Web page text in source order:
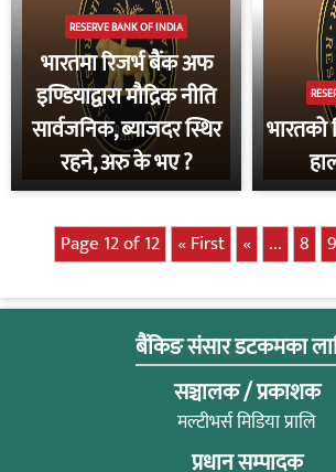
RESERVE BANK OF INDIA
भारतमा रिजर्भ बैंक अफ
इण्डियाद्वारा मौद्रिक नीति
सार्वजनिक, ब्याजदर स्थिर
रहने, अरु के भए ?
भारतको
Page 12 of 12 « First « ... 8 9
बैंकिङ संसार डटकमका
सञ्चालक / प्रकाशक
मल्टीभर्स मिडिया प्रालि
प्रधान सम्पादक